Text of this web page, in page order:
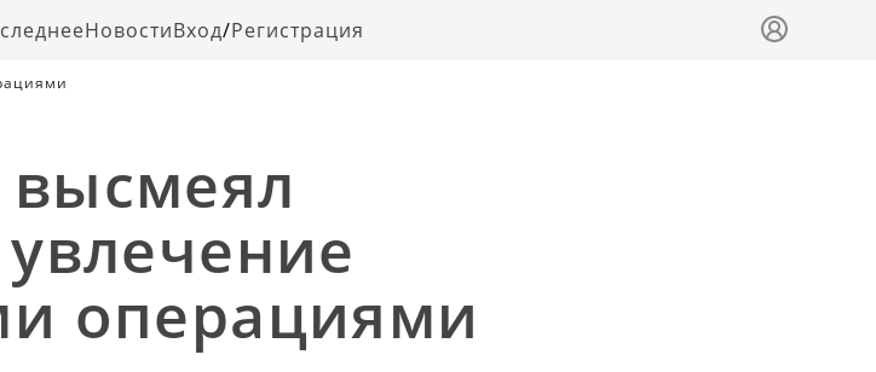
НовостиВход/Регистрация
операциями